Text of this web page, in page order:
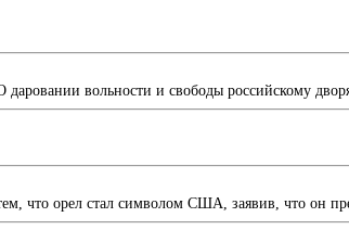
вольности и свободы российскому
что орел стал символом США, заявив, что он